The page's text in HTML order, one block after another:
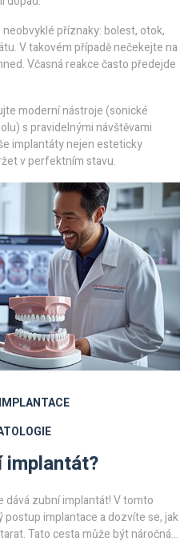
příznaky: bolest, otok,
V takovém případě nečekejte na
Včasná reakce často předejde
moderní nástroje (sonické
s pravidelnými návštěvami
implantáty nejen esteticky
v perfektním stavu.
implantát?
dává zubní implantát! V tomto
implantace a dozvíte se, jak
Tato cesta může být náročná,